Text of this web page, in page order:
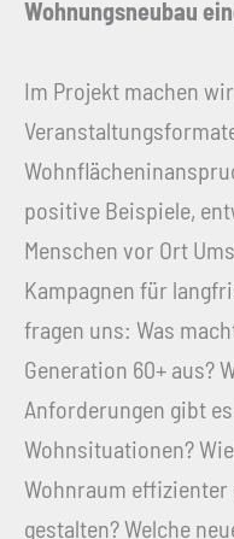
Wohnungsneubau
Im Projekt machen
positive Beispiele,
Menschen vor Ort
Kampagnen für
fragen uns: Was
Generation 60+ aus?
Anforderungen gibt
Wohnsituationen?
Wohnraum
gestalten? Welche